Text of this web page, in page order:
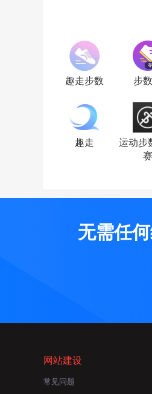
趣走步数 步
趣走
运动步
赛
无需任
网站建设
常见问题